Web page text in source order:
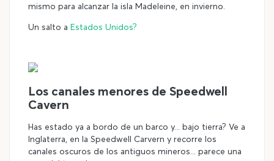
mismo para alcanzar la isla Madeleine, en invierno.
Un salto a Estados Unidos?
Los canales menores de Speedwell
Cavern
Has estado ya a bordo de un barco y... bajo tierra? Ve a
Inglaterra, en la Speedwell Carvern y recorre los
canales oscuros de los antiguos mineros... parece una